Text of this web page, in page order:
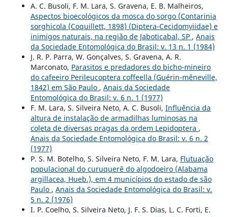
A. C. Busoli, F. M. Lara, S. Gravena, E. B. Malheiros,
Aspectos bioecológicos da mosca do sorgo (Contarinia
sorghicola (Coquillett, 1898) (Diptera-Cecidomyiidae) e
inimigos naturais, na região de Jaboticabal, SP , Anais
da Sociedade Entomológica do Brasil: v. 13 n. 1 (1984)
J. R. P. Parra, W. Gonçalves, S. Gravena, A. R.
Marconato, Parasitos e predadores do bicho-mineiro
do cafeeiro Perileucoptera coffeella (Guérin-mêneville,
1842) em São Paulo , Anais da Sociedade
Entomológica do Brasil: v. 6 n. 1 (1977)
F. M. Lara, S. Silveira Neto, A. C. Busoli, Influência da
altura de instalação de armadilhas luminosas na
coleta de diversas pragas da ordem Lepidoptera ,
Anais da Sociedade Entomológica do Brasil: v. 6 n. 2
(1977)
P. S. M. Botelho, S. Silveira Neto, F. M. Lara, Flutuação
populacional do curuquerê do algodoeiro (Alabama
argillacea, Hueb.), em 4 municípios do estado de são
Paulo , Anais da Sociedade Entomológica do Brasil: v.
5 n. 2 (1976)
I. P. Coelho, S. Silveira Neto, J. F. S. Dias, L. C. Forti, E.